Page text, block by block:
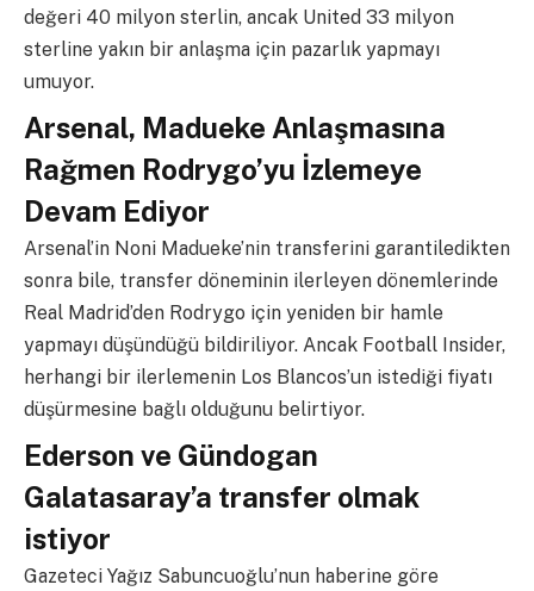
değeri 40 milyon sterlin, ancak United 33 milyon
sterline yakın bir anlaşma için pazarlık yapmayı
umuyor.
Arsenal, Madueke Anlaşmasına
Rağmen Rodrygo’yu İzlemeye
Devam Ediyor
Arsenal’in Noni Madueke’nin transferini garantiledikten
sonra bile, transfer döneminin ilerleyen dönemlerinde
Real Madrid’den Rodrygo için yeniden bir hamle
yapmayı düşündüğü bildiriliyor. Ancak Football Insider,
herhangi bir ilerlemenin Los Blancos’un istediği fiyatı
düşürmesine bağlı olduğunu belirtiyor.
Ederson ve Gündogan
Galatasaray’a transfer olmak
istiyor
Gazeteci Yağız Sabuncuoğlu’nun haberine göre